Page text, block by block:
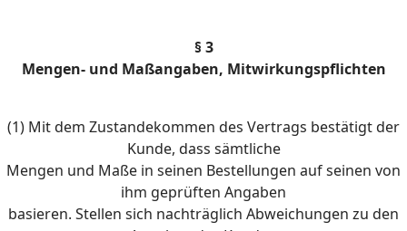
§ 3
Mengen- und Maßangaben, Mitwirkungspflichten
(1) Mit dem Zustandekommen des Vertrags bestätigt der
Kunde, dass sämtliche
Mengen und Maße in seinen Bestellungen auf seinen von
ihm geprüften Angaben
basieren. Stellen sich nachträglich Abweichungen zu den